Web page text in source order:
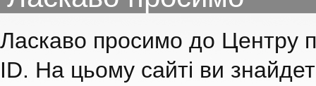
Ласкаво просимо до Центру
ID. На цьому сайті ви